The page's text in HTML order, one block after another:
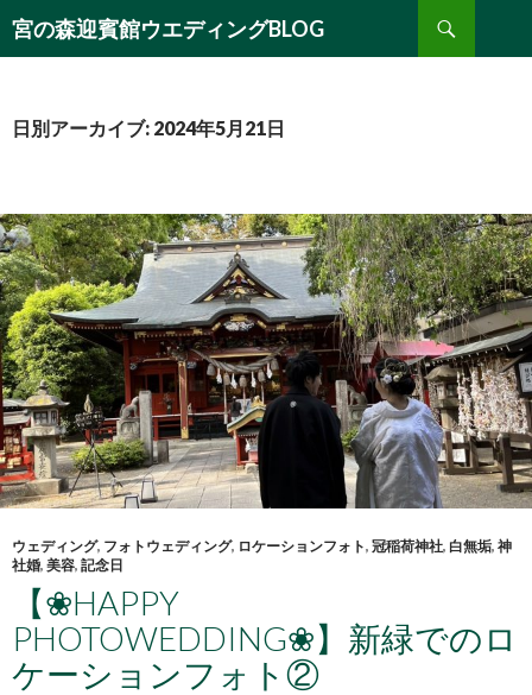
宮の森迎賓館ウエディングBLOG
検
索
ン
動
日別アーカイブ: 2024年5月21日
ウェディング, フォトウェディング, ロケーションフォト, 冠稲荷神社, 白無垢, 神
社婚, 美容, 記念日
【❀HAPPY
PHOTOWEDDING❀】新緑でのロ
ケーションフォト②